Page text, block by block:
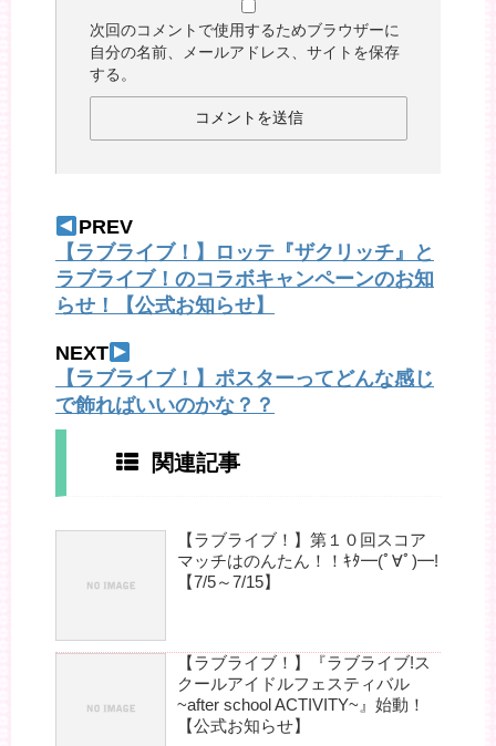
次回のコメントで使用するためブラウザーに
自分の名前、メールアドレス、サイトを保存
する。
PREV
【ラブライブ！】ロッテ『ザクリッチ』と
ラブライブ！のコラボキャンペーンのお知
らせ！【公式お知らせ】
NEXT
【ラブライブ！】ポスターってどんな感じ
で飾ればいいのかな？？
関連記事
【ラブライブ！】第１０回スコア
マッチはのんたん！！ｷﾀ━(ﾟ∀ﾟ)━!
【7/5～7/15】
【ラブライブ！】『ラブライブ!ス
クールアイドルフェスティバル
~after school ACTIVITY~』始動！
【公式お知らせ】